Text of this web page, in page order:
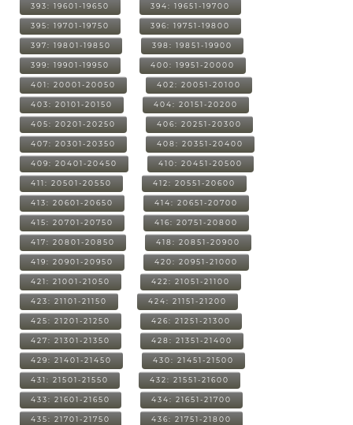
393: 19601-19650 394: 19651-19700
395: 19701-19750 396: 19751-19800
397: 19801-19850 398: 19851-19900
399: 19901-19950 400: 19951-20000
401: 20001-20050 402: 20051-20100
403: 20101-20150 404: 20151-20200
405: 20201-20250 406: 20251-20300
407: 20301-20350 408: 20351-20400
409: 20401-20450 410: 20451-20500
411: 20501-20550 412: 20551-20600
413: 20601-20650 414: 20651-20700
415: 20701-20750 416: 20751-20800
417: 20801-20850 418: 20851-20900
419: 20901-20950 420: 20951-21000
421: 21001-21050 422: 21051-21100
423: 21101-21150 424: 21151-21200
425: 21201-21250 426: 21251-21300
427: 21301-21350 428: 21351-21400
429: 21401-21450 430: 21451-21500
431: 21501-21550 432: 21551-21600
433: 21601-21650 434: 21651-21700
435: 21701-21750 436: 21751-21800